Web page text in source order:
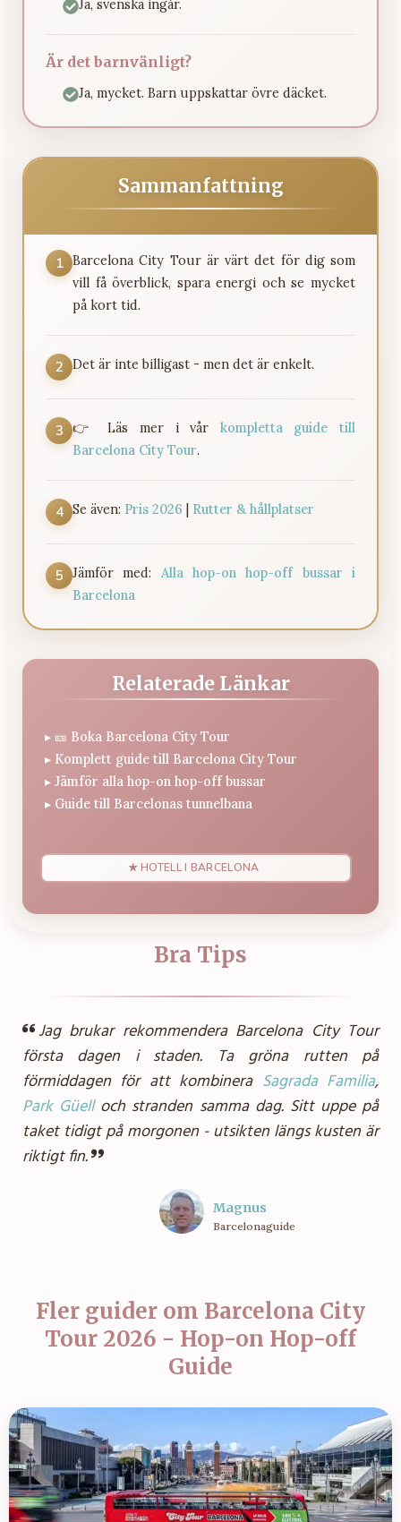
Bra Tips
Jag brukar rekommendera Barcelona City Tour
första dagen i staden. Ta gröna rutten på
förmiddagen för att kombinera Sagrada Familia,
Park Güelloch stranden samma dag. Sitt uppe på
taket tidigt på morgonen - utsikten längs kusten är
riktigt fin.
Magnus
Barcelonaguide
Fler guider om Barcelona City
Tour 2026 - Hop-on Hop-off
Guide
Ja, svenska ingår.
Är det barnvänligt?
Ja, mycket. Barn uppskattar övre däcket.
Sammanfattning
1 Barcelona City Tour är värt det för dig som
vill få överblick, spara energi och se mycket
på kort tid.
2 Det är inte billigast - men det är enkelt.
3 👉 Läs mer i vår kompletta guide till
Barcelona City Tour.
4 Se även: Pris 2026 Rutter & hållplatser
5 Jämför med: Alla hop-on hop-off bussar i
Barcelona
Relaterade Länkar
▸ 🎫 Boka Barcelona City Tour
▸ Komplett guide till Barcelona City Tour
▸ Jämför alla hop-on hop-off bussar
▸ Guide till Barcelonas tunnelbana
★ HOTELL I BARCELONA